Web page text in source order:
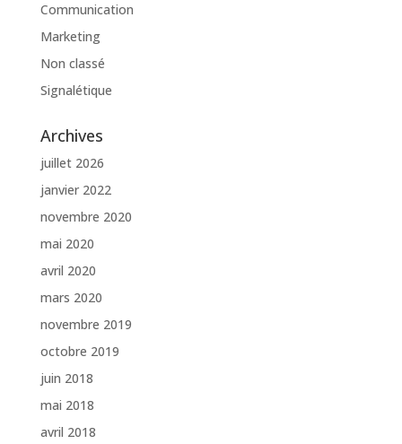
Communication
Marketing
Non classé
Signalétique
Archives
juillet 2026
janvier 2022
novembre 2020
mai 2020
avril 2020
mars 2020
novembre 2019
octobre 2019
juin 2018
mai 2018
avril 2018